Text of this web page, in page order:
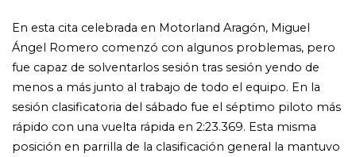
En esta cita celebrada en Motorland Aragón, Miguel
Ángel Romero comenzó con algunos problemas, pero
fue capaz de solventarlos sesión tras sesión yendo de
menos a más junto al trabajo de todo el equipo. En la
sesión clasificatoria del sábado fue el séptimo piloto más
rápido con una vuelta rápida en 2:23.369. Esta misma
posición en parrilla de la clasificación general la mantuvo